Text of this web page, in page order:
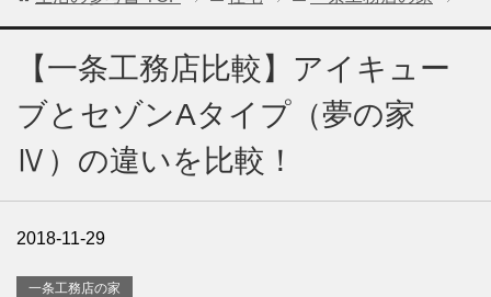
【一条工務店比較】アイキュー
ブとセゾンAタイプ（夢の家
Ⅳ）の違いを比較！
2018-11-29
一条工務店の家